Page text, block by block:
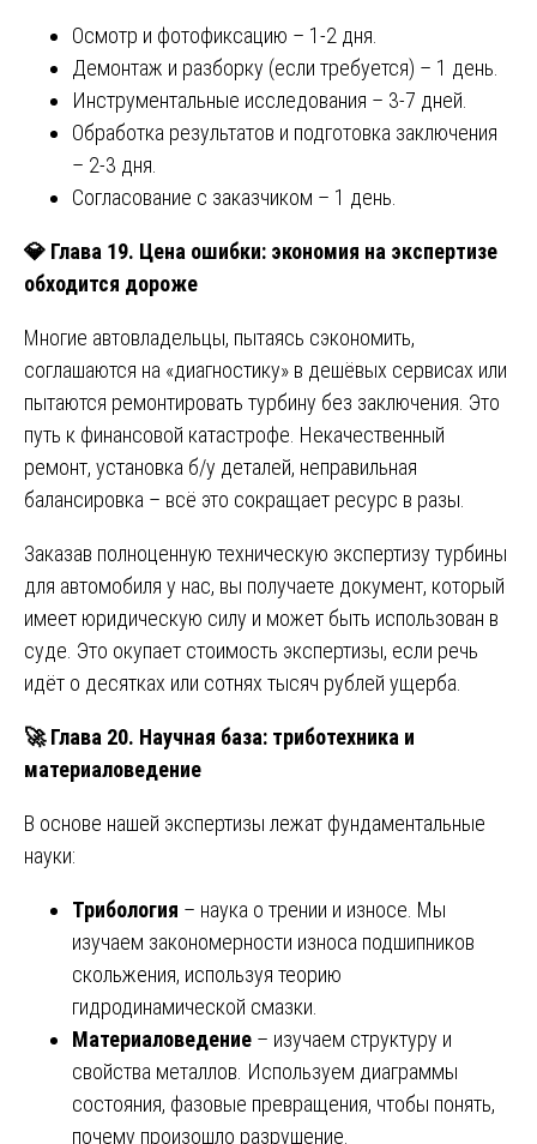
Осмотр и фотофиксацию – 1-2 дня.
Демонтаж и разборку (если требуется) – 1 день.
Инструментальные исследования – 3-7 дней.
Обработка результатов и подготовка заключения
– 2-3 дня.
Согласование с заказчиком – 1 день.
💎 Глава 19. Цена ошибки: экономия на экспертизе
обходится дороже
Многие автовладельцы, пытаясь сэкономить,
соглашаются на «диагностику» в дешёвых сервисах или
пытаются ремонтировать турбину без заключения. Это
путь к финансовой катастрофе. Некачественный
ремонт, установка б/у деталей, неправильная
балансировка – всё это сокращает ресурс в разы.
Заказав полноценную техническую экспертизу турбины
для автомобиля у нас, вы получаете документ, который
имеет юридическую силу и может быть использован в
суде. Это окупает стоимость экспертизы, если речь
идёт о десятках или сотнях тысяч рублей ущерба.
🚀Глава 20. Научная база: триботехника и
материаловедение
В основе нашей экспертизы лежат фундаментальные
науки:
Трибология – наука о трении и износе. Мы
изучаем закономерности износа подшипников
скольжения, используя теорию
гидродинамической смазки.
Материаловедение – изучаем структуру и
свойства металлов. Используем диаграммы
состояния, фазовые превращения, чтобы понять,
почему произошло разрушение.